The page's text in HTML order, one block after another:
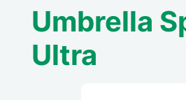
Umbrella
Ultra